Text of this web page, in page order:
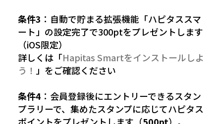
条件3 ：自動で貯まる拡張機能「ハピタススマ
ート」の設定完了で300ptをプレゼントします
（iOS限定）
詳しくは「Hapitas Smartをインストールしよ
う！ 」をご確認ください
条件4 ：会員登録後にエントリーできるスタン
プラリーで、集めたスタンプに応じてハピタス
ポイントをプレゼントします（500pt）。